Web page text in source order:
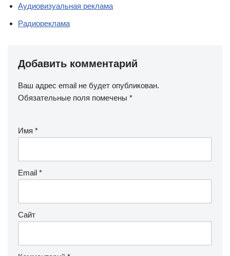
Аудиовизуальная реклама
Радиореклама
Добавить комментарий
Ваш адрес email не будет опубликован.
Обязательные поля помечены *
Имя *
Email *
Сайт